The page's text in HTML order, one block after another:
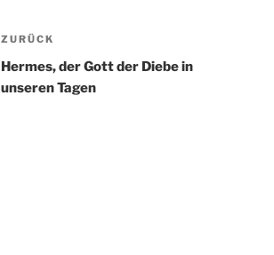
Beitragsnavigation
Vorheriger
Beitrag
ZURÜCK
Hermes, der Gott der Diebe in
unseren Tagen